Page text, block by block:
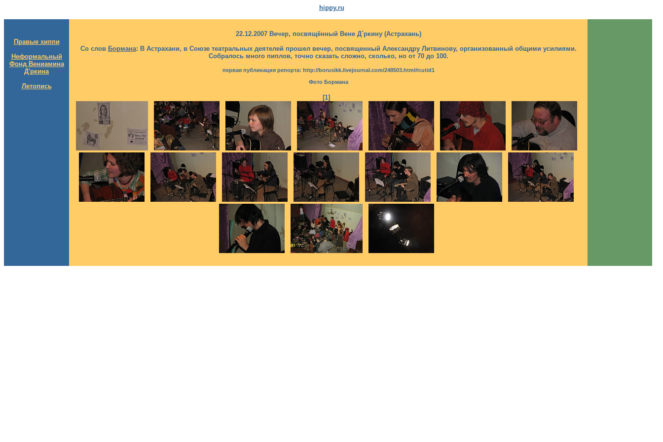
hippy.ru
Правые хиппи
Неформальный
Фонд Вениамина
Д'ркина
Летопись
22.12.2007 Вечер, посвящённый Вене Д`ркину (Астрахань)
Со слов Бормана: В Астрахани, в Союзе театральных деятелей прошел вечер, посвященный Александру Литвинову, организованный общими усилиями.
Собралось много пиплов, точно сказать сложно, сколько, но от 70 до 100.
первая публикация репорта: http://borusikk.livejournal.com/248503.html#cutid1
Фото Бормана
[1]